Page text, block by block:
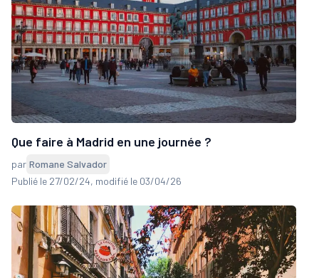
Que faire à Madrid en une journée ?
par Romane Salvador
Publié le 27/02/24, modifié le 03/04/26